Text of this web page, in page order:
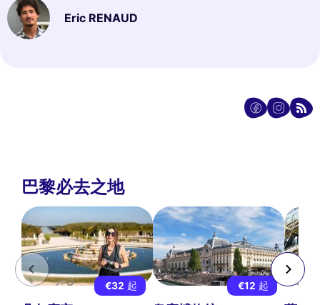
Eric RENAUD
巴黎必去之地
€32 起 €12 起